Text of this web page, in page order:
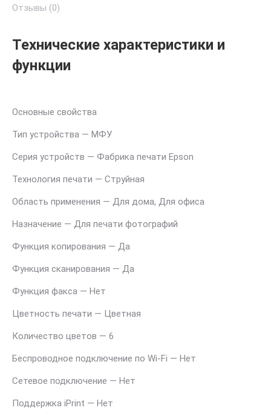
Отзывы (0)
Технические характеристики и
функции
Основные свойства
Тип устройства — МФУ
Серия устройств — Фабрика печати Epson
Теxнология печати — Струйная
Область применения — Для дома, Для офиса
Назначение — Для печати фотографий
Функция копирования — Да
Функция сканирования — Да
Функция факса — Нет
Цветность печати — Цветная
Количество цветов — 6
Беспроводное подключение по Wi-Fi — Нет
Сетевое подключение — Нет
Поддержка iPrint — Нет